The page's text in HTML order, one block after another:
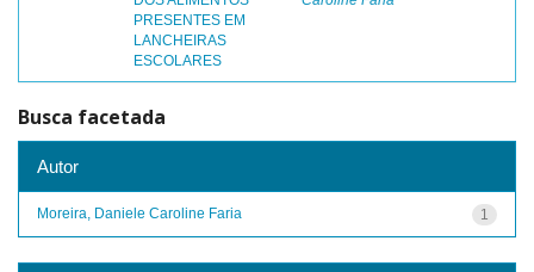
PRESENTES EM
LANCHEIRAS
ESCOLARES
Busca facetada
Autor
1
Moreira, Daniele Caroline Faria